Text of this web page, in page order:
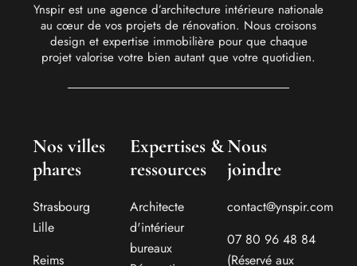
Ynspir est une agence d’architecture intérieure nationale
au cœur de vos projets de rénovation. Nous croisons
design et expertise immobilière pour que chaque
projet valorise votre bien autant que votre quotidien.
Nos villes
phares
Strasbourg
Lille
Reims
Expertises &
ressources
Architecte
d'intérieur
bureaux
Nous
joindre
contact@ynspir.com
07 80 96 48 84
(Réservé aux